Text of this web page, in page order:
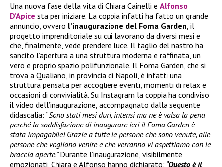
Una nuova fase della vita di Chiara Cainelli e Alfonso
D’Apice sta per iniziare. La coppia infatti ha fatto un grande
annuncio, ovvero l’inaugurazione del Foma Garden , il
progetto imprenditoriale su cui lavorano da diversi mesi e
che, finalmente, vede prendere luce. Il taglio del nastro ha
sancito l’apertura a una struttura moderna e raffinata, un
vero e proprio spazio polifunzionale. Il Foma Garden, che si
trova a Qualiano, in provincia di Napoli, è infatti una
struttura pensata per accogliere eventi, momenti di relax e
occasioni di convivialità. Su Instagram la coppia ha condiviso
il video dell’inaugurazione, accompagnato dalla seguente
didascalia: “Sono stati mesi duri, intensi ma ne è valsa la pena
perché la soddisfazione di inaugurare ieri il Foma Garden è
stata impagabile! Grazie a tutte le persone che sono venute, alle
persone che vogliono venire e che verranno vi aspettiamo con le
braccia aperte.”Durante l’inaugurazione, visibilmente
emozionati, Chiara e Alfonso hanno dichiarato: “Questo è il